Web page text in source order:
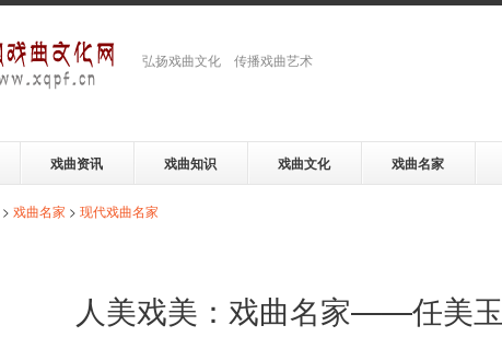
弘扬戏曲文化 传播戏曲艺术
戏曲资讯 戏曲知识 戏曲文化 戏曲名家
> 戏曲名家 > 现代戏曲名家
人美戏美：戏曲名家——任美玉